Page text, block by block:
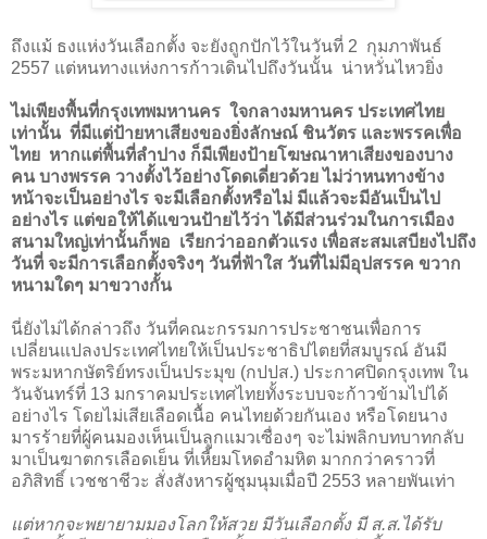
ถึงแม้ ธงแห่งวันเลือกตั้ง จะยังถูกปักไว้ในวันที่ 2 กุมภาพันธ์
2557 แต่หนทางแห่งการก้าวเดินไปถึงวันนั้น น่าหวั่นไหวยิ่ง
ไม่เพียงพื้นที่กรุงเทพมหานคร ใจกลางมหานคร ประเทศไทย
เท่านั้น ที่มีแต่ป้ายหาเสียงของยิ่งลักษณ์ ชินวัตร และพรรคเพื่อ
ไทย หากแต่พื้นที่ลำปาง ก็มีเพียงป้ายโฆษณาหาเสียงของบาง
คน บางพรรค วางตั้งไว้อย่างโดดเดี่ยวด้วย ไม่ว่าหนทางข้าง
หน้าจะเป็นอย่างไร จะมีเลือกตั้งหรือไม่ มีแล้วจะมีอันเป็นไป
อย่างไร แต่ขอให้ได้แขวนป้ายไว้ว่า ได้มีส่วนร่วมในการเมือง
สนามใหญ่เท่านั้นก็พอ เรียกว่าออกตัวแรง เพื่อสะสมเสบียงไปถึง
วันที่ จะมีการเลือกตั้งจริงๆ วันที่ฟ้าใส วันที่ไม่มีอุปสรรค ขวาก
หนามใดๆ มาขวางกั้น
นี่ยังไม่ได้กล่าวถึง วันที่คณะกรรมการประชาชนเพื่อการ
เปลี่ยนแปลงประเทศไทยให้เป็นประชาธิปไตยที่สมบูรณ์ อันมี
พระมหากษัตริย์ทรงเป็นประมุข (กปปส.) ประกาศปิดกรุงเทพ ใน
วันจันทร์ที่ 13 มกราคมประเทศไทยทั้งระบบจะก้าวข้ามไปได้
อย่างไร โดยไม่เสียเลือดเนื้อ คนไทยด้วยกันเอง หรือโดยนาง
มารร้ายที่ผู้คนมองเห็นเป็นลูกแมวเซื่องๆ จะไม่พลิกบทบาทกลับ
มาเป็นฆาตกรเลือดเย็น ที่เหี้ยมโหดอำมหิต มากกว่าคราวที่
อภิสิทธิ์ เวชชาชีวะ สั่งสังหารผู้ชุมนุมเมื่อปี 2553 หลายพันเท่า
แต่หากจะพยายามมองโลกให้สวย มีวันเลือกตั้ง มี ส.ส.ได้รับ